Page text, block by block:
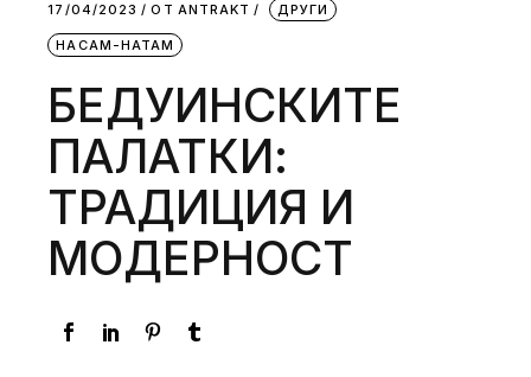
17/04/2023 ОТ АNTRAKT ДРУГИ
НАСАМ-НАТАМ
БЕДУИНСКИТЕ
ПАЛАТКИ:
ТРАДИЦИЯ И
МОДЕРНОСТ